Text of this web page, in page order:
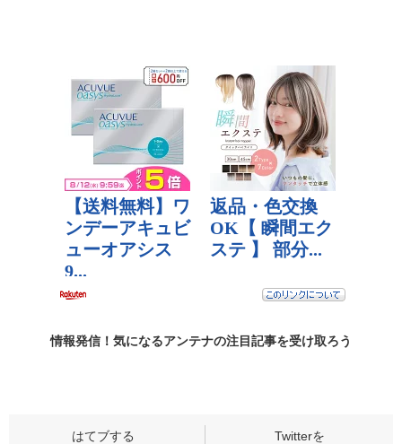
情報発信！気になるアンテナの注目記事を受け取ろう